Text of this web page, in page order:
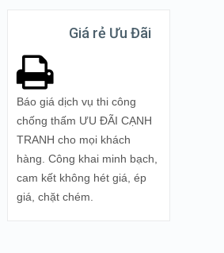
Giá rẻ Ưu Đãi
Báo giá dịch vụ thi công
chống thấm ƯU ĐÃI CẠNH
TRANH cho mọi khách
hàng. Công khai minh bạch,
cam kết không hét giá, ép
giá, chặt chém.